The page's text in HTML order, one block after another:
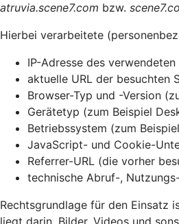
atruvia.scene7.com bzw.
Hierbei verarbeitete
IP-Adresse des verwendeten
aktuelle URL der besuchten
Browser-Typ und -Version
Gerätetyp (zum Beispiel
Betriebssystem (zum
JavaScript- und Cookie-
Referrer-URL (die vorher
technische Abruf-,
Rechtsgrundlage für den Einsatz
liegt darin, Bilder, Videos und